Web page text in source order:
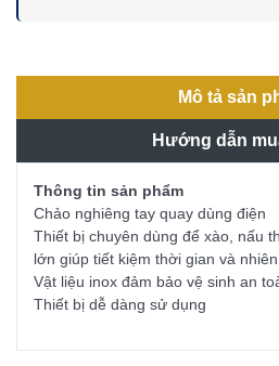
Mô tả sản
Hướng dẫn
Thông tin sản phẩm
Chảo nghiêng tay quay dùng điện
Thiết bị chuyên dùng để xào, nấu
lớn giúp tiết kiệm thời gian và
Vật liệu inox đảm bảo vệ sinh an
Thiết bị dễ dàng sử dụng